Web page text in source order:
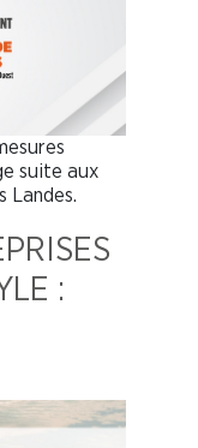
suite aux
Landes.
: